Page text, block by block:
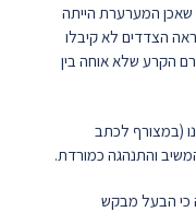
המערערת הייתה
הצדדים לא קיבלו
הקרע שלא אוחה בין
(במצורף לכתב
והתנהגה כמורדת.
כי הבעל מבקש